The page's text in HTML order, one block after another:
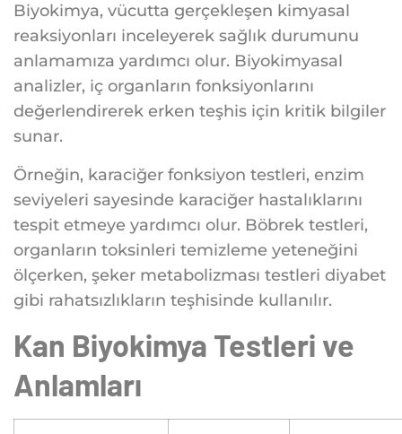
Biyokimya, vücutta gerçekleşen kimyasal
reaksiyonları inceleyerek sağlık durumunu
anlamamıza yardımcı olur. Biyokimyasal
analizler, iç organların fonksiyonlarını
değerlendirerek erken teşhis için kritik bilgiler
sunar.
Örneğin, karaciğer fonksiyon testleri, enzim
seviyeleri sayesinde karaciğer hastalıklarını
tespit etmeye yardımcı olur. Böbrek testleri,
organların toksinleri temizleme yeteneğini
ölçerken, şeker metabolizması testleri diyabet
gibi rahatsızlıkların teşhisinde kullanılır.
Kan Biyokimya Testleri ve
Anlamları